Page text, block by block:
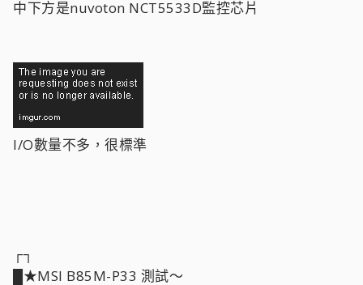
中下方是nuvoton NCT5533D監控芯片
I/O數量不多，很標準
┌┐
█★MSI B85M-P33 測試～